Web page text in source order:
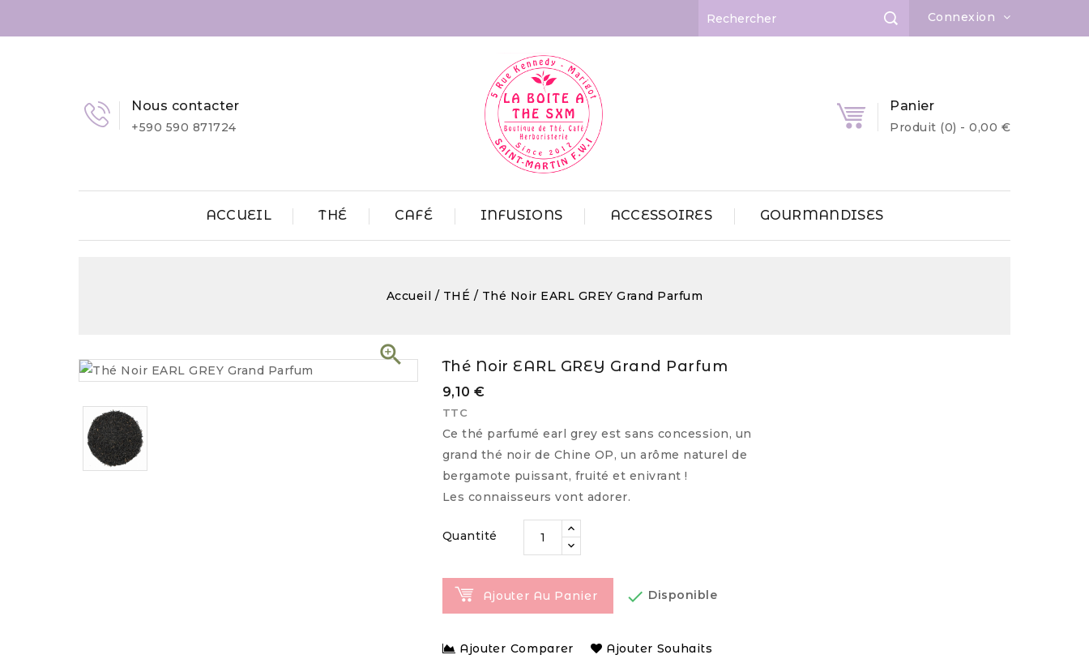
Connexion
Nous contacter
+590 590 871724
Panier
Produit (0) - 0,00 €
ACCUEIL THÉ CAFÉ INFUSIONS ACCESSOIRES GOURMANDISES
Accueil THÉ Thé Noir EARL GREY Grand Parfum
 Thé Noir EARL GREY Grand Parfum
9,10 €
TTC
Ce thé parfumé earl grey est sans concession, un
grand thé noir de Chine OP, un arôme naturel de
bergamote puissant, fruité et enivrant !
Les connaisseurs vont adorer.
Quantité
Ajouter Au Panier  Disponible
Ajouter Comparer Ajouter Souhaits